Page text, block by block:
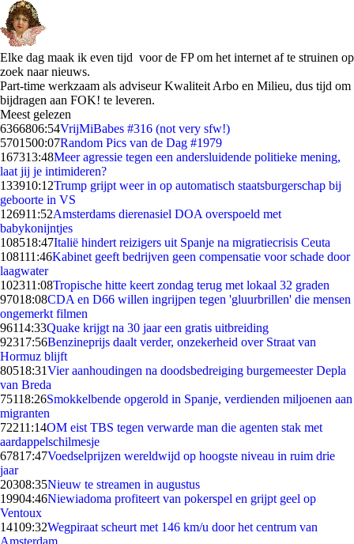
Elke dag maak ik even tijd voor de FP om het internet af te struinen op
zoek naar nieuws.
Part-time werkzaam als adviseur Kwaliteit Arbo en Milieu, dus tijd om
bijdragen aan FOK! te leveren.
Meest gelezen
6366806:54VrijMiBabes #316 (not very sfw!)
5701500:07Random Pics van de Dag #1979
167313:48Meer agressie tegen een andersluidende politieke mening,
laat jij je intimideren?
133910:12Trump grijpt weer in op automatisch staatsburgerschap bij
geboorte in VS
126911:52Amsterdams dierenasiel DOA overspoeld met
babykonijntjes
108518:47Italië hindert reizigers uit Spanje na migratiecrisis Ceuta
108111:46Kabinet geeft bedrijven geen compensatie voor schade door
laagwater
102311:08Tropische hitte keert zondag terug met lokaal 32 graden
97018:08CDA en D66 willen ingrijpen tegen 'gluurbrillen' die mensen
ongemerkt filmen
96114:33Quake krijgt na 30 jaar een gratis uitbreiding
92317:56Benzineprijs daalt verder, onzekerheid over Straat van
Hormuz blijft
80518:31Vier aanhoudingen na doodsbedreiging burgemeester Depla
van Breda
75118:26Smokkelbende opgerold in Spanje, verdienden miljoenen aan
migranten
72211:14OM eist TBS tegen verwarde man die agenten stak met
aardappelschilmesje
67817:47Voedselprijzen wereldwijd op hoogste niveau in ruim drie
jaar
20308:35Nieuw te streamen in augustus
19904:46Niewiadoma profiteert van pokerspel en grijpt geel op
Ventoux
14109:32Wegpiraat scheurt met 146 km/u door het centrum van
Amsterdam